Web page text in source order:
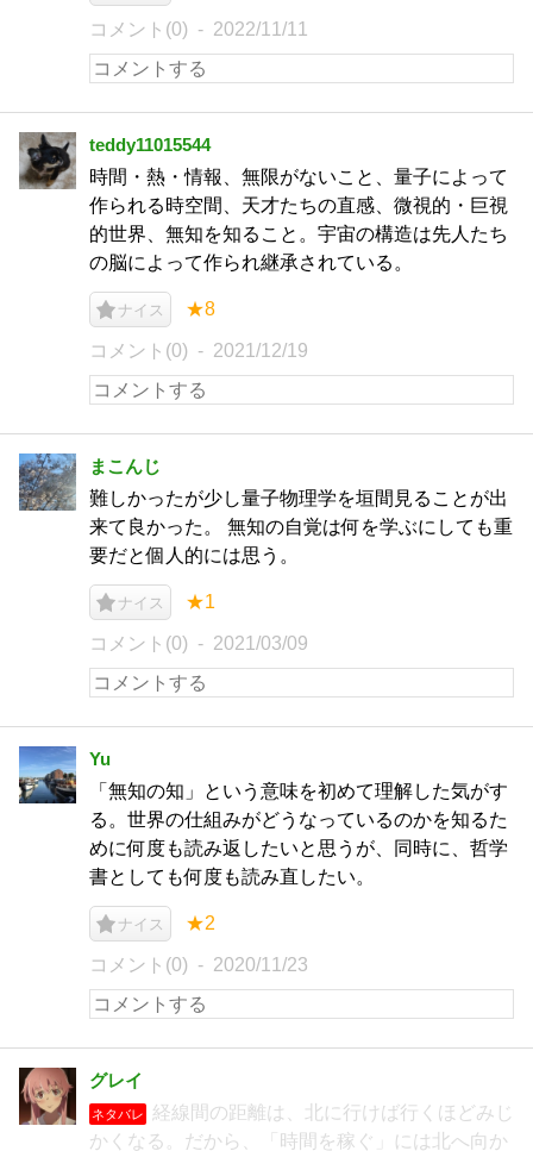
コメント(0) 2022/11/11
teddy11015544
時間・熱・情報、無限がないこと、量子によって
作られる時空間、天才たちの直感、微視的・巨視
的世界、無知を知ること。宇宙の構造は先人たち
の脳によって作られ継承されている。
ナイス ★8
コメント(0) 2021/12/19
まこんじ
難しかったが少し量子物理学を垣間見ることが出
来て良かった。 無知の自覚は何を学ぶにしても重
要だと個人的には思う。
ナイス ★1
コメント(0) 2021/03/09
Yu
「無知の知」という意味を初めて理解した気がす
る。世界の仕組みがどうなっているのかを知るた
めに何度も読み返したいと思うが、同時に、哲学
書としても何度も読み直したい。
ナイス ★2
コメント(0) 2020/11/23
グレイ
ネタバレ
経線間の距離は、北に行けば行くほどみじ
かくなる。だから、「時間を稼ぐ」には北へ向か